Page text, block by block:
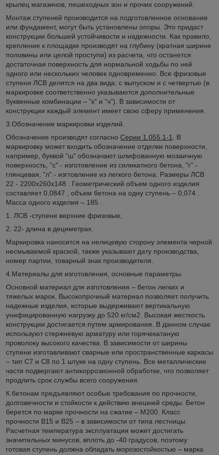
крылец магазинов, пешеходных зон и прочих сооружений.
Монтаж ступеней производится на подготовленное основание
или фундамент, могут быть установлены опоры. Это придаст
конструкции большей устойчивости и надежности. Как правило,
крепление к площадке производят на глубину (кратная ширине
половины или целой проступи) из расчета, что останется
достаточная поверхность для нормальной ходьбы по ней
одного или нескольких человек одновременно. Все фризовые
ступени ЛСВ делятся на два вида: с выпуском и с четвертью (в
маркировке соответственно указываются дополнительные
буквенные комбинации – "к" и "ч"). В зависимости от
конструкции каждый элемент имеет свою сферу применения.
3.Обозначение маркировки изделий.
Обозначение производят согласно Серии 1.055.1-1. В
маркировку может входить обозначение отделки поверхности,
например, буквой "ш" обозначают шлифованную мозаичную
поверхность, "с" - изготовление из силикатного бетона, "г" -
глянцевая, "л" - изгтовление из легкого бетона. Размеры ЛСВ
22 - 2200х260х148 . Геометрический объем одного изделия
составляет 0,0847 , объем бетона на одну ступень – 0,074 .
Масса одного изделия – 185 .
1. ЛСВ -ступени верхние фризовые;
2. 22- длина в дециметрах.
Маркировка наносится на нелицевую сторону элемента черной
несмываемой краской, также указывают дату производства,
номер партии, товарный знак производителя.
4.Материалы для изготовления, основные параметры.
Основной материал для изготовления – бетон легких и
тяжелых марок. Высокопрочный материал позволяет получить
надежные изделия, которые выдерживают вертикальную
унифицированную нагрузку до 520 кг/см2. Высокая жесткость
конструкции достигается путем армирования. В данном случае
используют стержневую арматуру или горячекатаную
проволоку высокого качества. В зависимости от ширины
ступени изготавливают сварные или пространственные каркасы
– тип С7 и С8 по 1 штуке на одну ступень. Все металлические
части подвергают антикоррозионной обработке, что позволяет
продлить срок службы всего сооружения.
К бетонам предъявляют особые требования по прочности,
долговечности и стойкости к действию внешней среды. Бетон
берется по марке прочности на сжатие – М200. Класс
прочности В15 и В25 – в зависимости от типа лестницы.
Расчетная температура эксплуатации может достигать
значительных минусов, вплоть до -40 градусов, поэтому
готовая ступень должна обладать морозостойкостью – марка